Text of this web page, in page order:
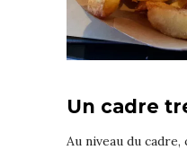
Un cadre
Au niveau du cadre,